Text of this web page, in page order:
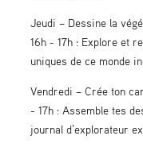
Jeudi – Dessine la
16h - 17h : Explore et
uniques de ce monde
Vendredi – Crée ton
- 17h : Assemble tes
journal d’explorateur